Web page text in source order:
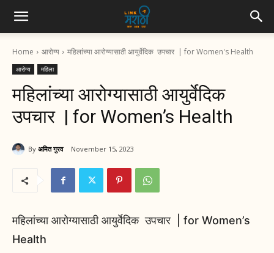
Home आरोग्य महिलांच्या आरोग्यासाठी आयुर्वेदिक उपचार | for Women's Health
आरोग्य महिला
महिलांच्या आरोग्यासाठी आयुर्वेदिक
उपचार | for Women’s Health
By अमित गुरव November 15, 2023
महिलांच्या आरोग्यासाठी आयुर्वेदिक उपचार | for Women’s
Health